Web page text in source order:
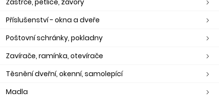
Příslušenství - okna a dveře
Poštovní schránky, pokladny
Zavírače, ramínka, otevírače
Těsnění dveřní, okenní, samolepící
Madla